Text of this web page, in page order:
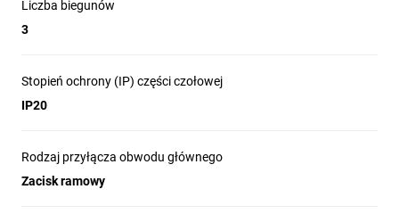
Liczba biegunów
3
Stopień ochrony (IP) części czołowej
IP20
Rodzaj przyłącza obwodu głównego
Zacisk ramowy